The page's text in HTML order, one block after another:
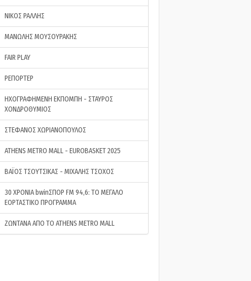
ΝΙΚΟΣ ΡΑΛΛΗΣ
ΜΑΝΩΛΗΣ ΜΟΥΣΟΥΡΑΚΗΣ
FAIR PLAY
ΡΕΠΟΡΤΕΡ
ΗΧΟΓΡΑΦΗΜΕΝΗ ΕΚΠΟΜΠΗ - ΣΤΑΥΡΟΣ
ΧΟΝΔΡΟΘΥΜΙΟΣ
ΣΤΕΦΑΝΟΣ ΧΩΡΙΑΝΟΠΟΥΛΟΣ
ATHENS METRO MALL - EUROBASKET 2025
ΒΑΪΟΣ ΤΣΟΥΤΣΙΚΑΣ - ΜΙΧΑΛΗΣ ΤΣΟΧΟΣ
30 ΧΡΟΝΙΑ bwinΣΠΟΡ FM 94,6: ΤΟ ΜΕΓΑΛΟ
ΕΟΡΤΑΣΤΙΚΟ ΠΡΟΓΡΑΜΜΑ
ΖΩΝΤΑΝΑ ΑΠΟ ΤΟ ATHENS METRO MALL